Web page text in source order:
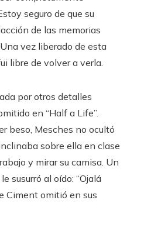
seguro de que su
de las memorias
vez liberado de esta
libre de volver a verla.
por otros detalles
en “Half a Life”.
beso, Mesches no ocultó
sobre ella en clase
y mirar su camisa. Un
susurró al oído: “Ojalá
Ciment omitió en sus